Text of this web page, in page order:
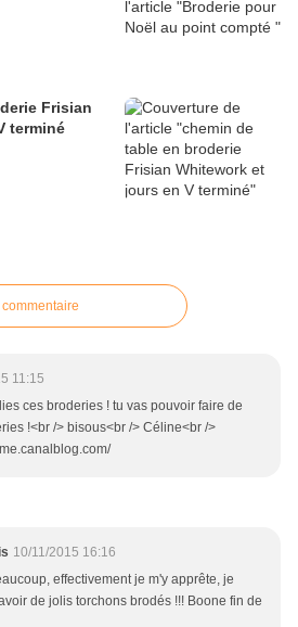
terminé
11:15
ces broderies ! tu vas pouvoir faire de
!<br /> bisous<br /> Céline<br />
10/11/2015 16:16
effectivement je m'y apprête, je
de jolis torchons brodés !!! Boone fin de